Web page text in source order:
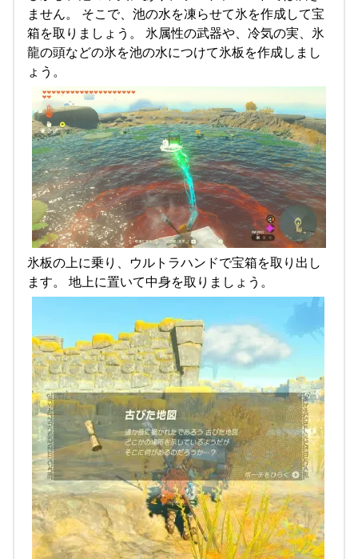
ません。 そこで、池の水を凍らせて氷を作成して宝
箱を取りましょう。 氷属性の武器や、冷気の実、氷
龍の頭などの氷を池の水につけて氷板を作成しまし
ょう。
氷板の上に乗り、ウルトラハンドで宝箱を取り出し
ます。 地上に置いて中身を取りましょう。